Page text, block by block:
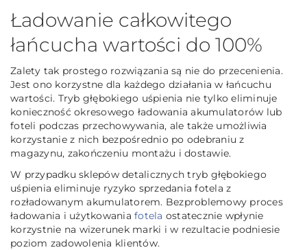
Ładowanie całkowitego
łańcucha wartości do 100%
Zalety tak prostego rozwiązania są nie do przecenienia.
Jest ono korzystne dla każdego działania w łańcuchu
wartości. Tryb głębokiego uśpienia nie tylko eliminuje
konieczność okresowego ładowania akumulatorów lub
foteli podczas przechowywania, ale także umożliwia
korzystanie z nich bezpośrednio po odebraniu z
magazynu, zakończeniu montażu i dostawie.
W przypadku sklepów detalicznych tryb głębokiego
uśpienia eliminuje ryzyko sprzedania fotela z
rozładowanym akumulatorem. Bezproblemowy proces
ładowania i użytkowania fotela ostatecznie wpłynie
korzystnie na wizerunek marki i w rezultacie podniesie
poziom zadowolenia klientów.